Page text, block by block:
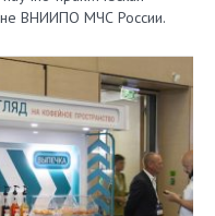
ВНИИПО МЧС России.